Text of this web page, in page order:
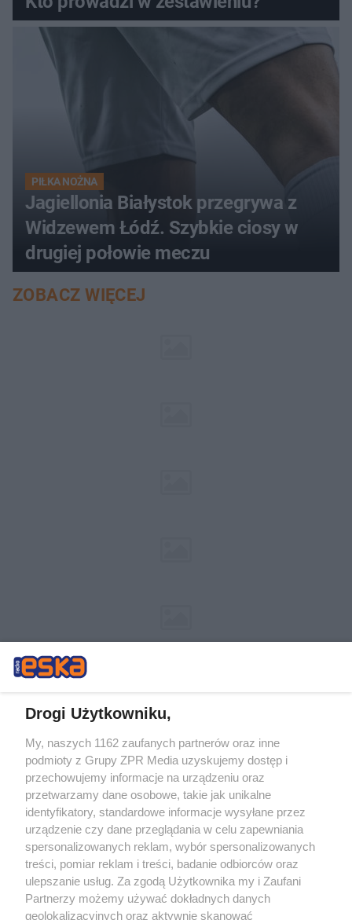
PIŁKA NOŻNA
Jagiellonia Białystok przegrywa z
Widzewem Łódź. Szybkie ciosy w
drugiej połowie meczu
ZOBACZ WIĘCEJ
Żaden utwór zamieszczony w serwisie nie może być powielany i
rozpowszechniany lub dalej rozpowszechniany w jakikolwiek sposób (w
tym także elektroniczny lub mechaniczny) na jakimkolwiek polu
eksploatacji w jakiejkolwiek formie, włącznie z umieszczaniem w
Internecie bez pisemnej zgody właściciela praw. Jakiekolwiek użycie lub
wykorzystanie utworów w całości lub w części z naruszeniem prawa,
tzn. bez właściwej zgody, jest zabronione pod groźbą kary i może być
ścigane prawnie.
Drogi Użytkowniku,
My, naszych 1162 zaufanych partnerów oraz inne
podmioty z Grupy ZPR Media uzyskujemy dostęp i
przechowujemy informacje na urządzeniu oraz
przetwarzamy dane osobowe, takie jak unikalne
identyfikatory, standardowe informacje wysyłane przez
urządzenie czy dane przeglądania w celu zapewniania
spersonalizowanych reklam, wybór spersonalizowanych
treści, pomiar reklam i treści, badanie odbiorców oraz
ulepszanie usług. Za zgodą Użytkownika my i Zaufani
Partnerzy możemy używać dokładnych danych
geolokalizacyjnych oraz aktywnie skanować